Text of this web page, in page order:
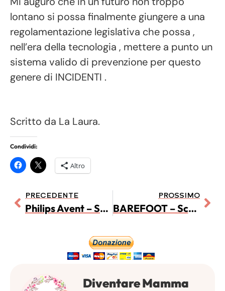
lontano si possa finalmente giungere a una
regolamentazione legislativa che possa ,
nell’era della tecnologia , mettere a punto un
sistema valido di prevenzione per questo
genere di INCIDENTI .
Scritto da La Laura.
Condividi:
Altro
PRECEDENTE
Philips Avent – Succhietto Ultrasoft
PROSSIMO
BAREFOOT – Scarpe minimaliste per bambini e i loro benefici
Diventare Mamma